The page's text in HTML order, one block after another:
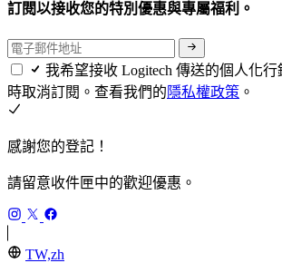
訂閱以接收您的特別優惠與專屬福利。
我希望接收 Logitech 傳送的個人化
時取消訂閱。查看我們的隱私權政策 。
感謝您的登記！
請留意收件匣中的歡迎優惠。
TW,zh